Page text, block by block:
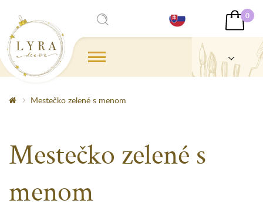
0
Mestečko zelené s menom
Mestečko zelené s
menom